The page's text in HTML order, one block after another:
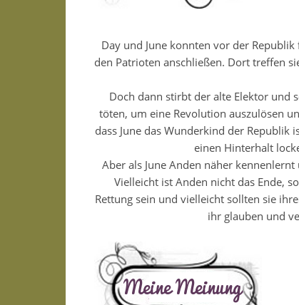
Day und June konnten vor der
den Patrioten anschließen. Dort treffen
Doch dann stirbt der alte Elektor und
töten, um eine Revolution auszulösen
dass June das Wunderkind der
einen Hinterhalt
Aber als June Anden näher
Vielleicht ist Anden nicht das Ende,
Rettung sein und vielleicht sollten sie
ihr glauben und